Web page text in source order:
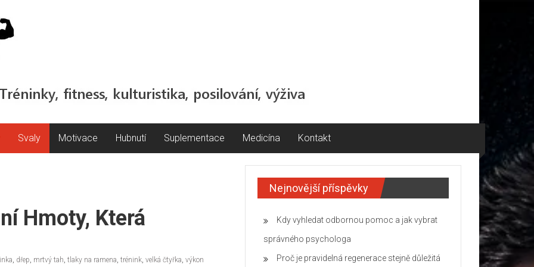
Svaly Motivace Hubnutí Suplementace Medicína Kontakt
Hmoty, Která
, dřep, mrtvý tah, tlaky na ramena, trénink, velká čtyřka, výkon
Nejnovější příspěvky
Kdy vyhledat odbornou pomoc a jak vybrat
správného psychologa
Proč je pravidelná regenerace stejně důležitá